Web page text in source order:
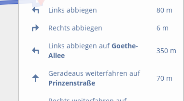
Links abbiegen
80 m
Rechts abbiegen
6 m
Links abbiegen aufGoethe-
Allee
350 m
Geradeaus weiterfahren auf
Prinzenstraße
70 m